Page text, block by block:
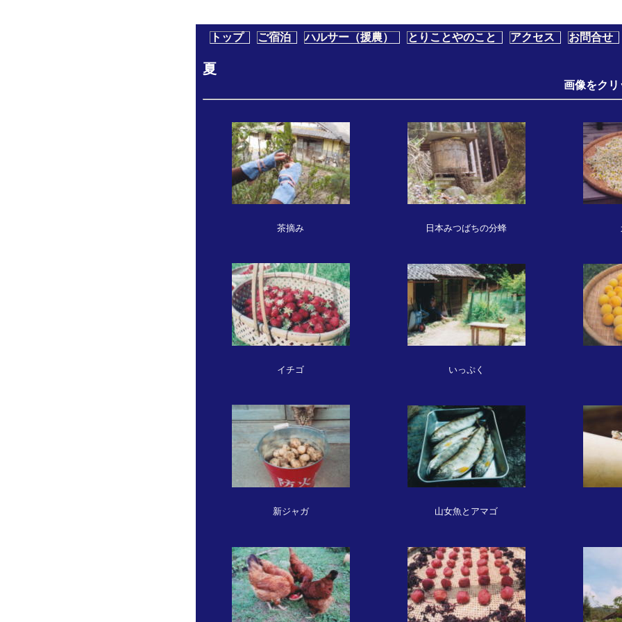
トップ ご宿泊 ハルサー（援農） とりことやのこと アクセス お問合せ
夏
画像をクリックして
茶摘み 日本みつばちの分蜂
イチゴ いっぷく
新ジャガ 山女魚とアマゴ